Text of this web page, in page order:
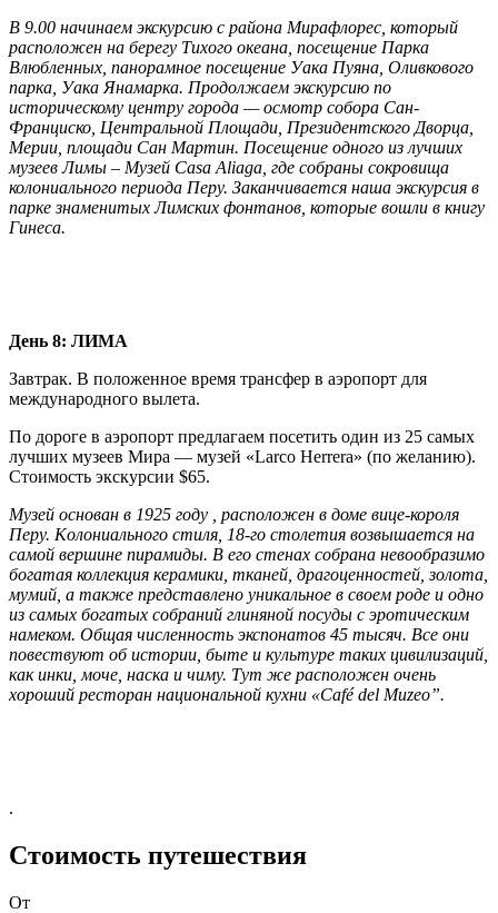
В 9.00 начинаем экскурсию с района Мирафлорес, который
расположен на берегу Тихого океана, посещение Парка
Влюбленных, панорамное посещение Уака Пуяна, Оливкового
парка, Уака Янамарка. Продолжаем экскурсию по
историческому центру города — осмотр собора Сан-
Франциско, Центральной Площади, Президентского Дворца,
Мерии, площади Caн Maртин. Посещение одного из лучших
музеев Лимы – Музей Casa Aliaga, где собраны сокровища
колониального периода Перу. Заканчивается наша экскурсия в
парке знаменитых Лимских фонтанов, которые вошли в книгу
Гинеса.
День 8: ЛИМA
Завтрак. В положенное время трансфер в аэропорт для
международного вылета.
По дороге в аэропорт предлагаем посетить один из 25 самых
лучших музеев Мира — музей «Larco Herrera» (по желанию).
Стоимость экскурсии $65.
Музей основан в 1925 году , pасположен в доме вице-короля
Перу. Kолониального стиля, 18-го столетия возвышается на
самой вершине пирамиды. В его стенах собрана невообразимо
богатая коллекция керамики, тканей, драгоценностей, золота,
мумий, а также представлено уникальное в своем роде и одно
из самых богатых собраний глиняной посуды с эротическим
намеком. Общая численность экспонатов 45 тысяч. Все они
повествуют об истории, быте и культуре таких цивилизаций,
как инки, моче, наска и чиму. Тут же расположен очень
хороший ресторан национальной кухни «Café del Muzeo”.
.
Стоимость путешествия
От